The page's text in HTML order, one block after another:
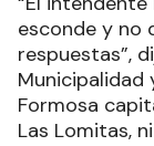
esconde y no
respuestas”,
Municipalidad
Formosa
Las Lomitas,